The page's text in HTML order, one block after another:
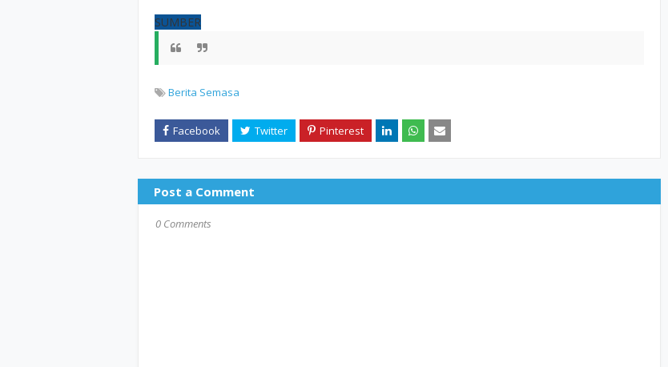
SUMBER
Berita Semasa
Post a Comment
0 Comments